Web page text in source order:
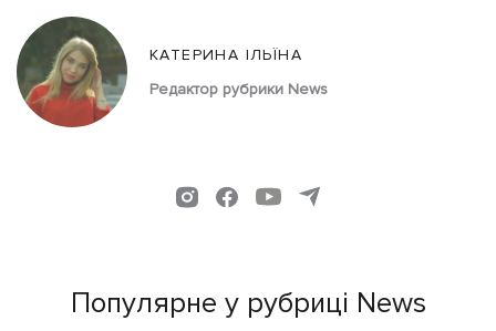
КАТЕРИНА ІЛЬЇНА
Редактор рубрики News
Популярне у рубриці News